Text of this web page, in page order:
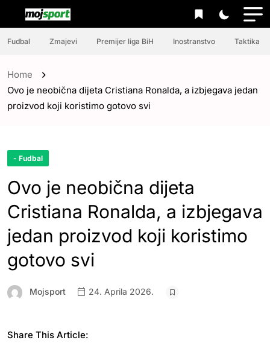
Fudbal Zmajevi Premijer liga BiH Inostranstvo Taktika
Home
Ovo je neobična dijeta Cristiana Ronalda, a izbjegava jedan
proizvod koji koristimo gotovo svi
- Fudbal
Ovo je neobična dijeta
Cristiana Ronalda, a izbjegava
jedan proizvod koji koristimo
gotovo svi
Mojsport 24. Aprila 2026.
Share This Article: